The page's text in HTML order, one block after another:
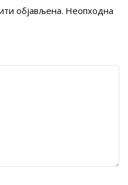
објављена. Неопходна